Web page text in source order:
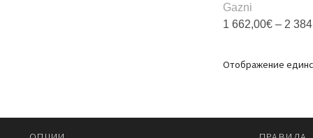
Gazni
1 662,00€ – 2
Отображение